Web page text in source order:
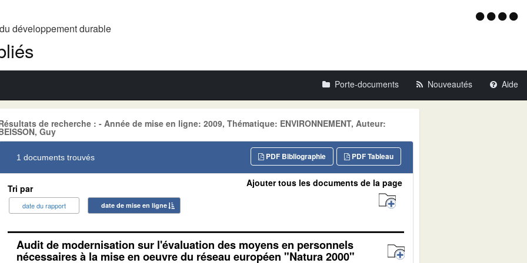
développement durable Menu
Porte-documents Nouveautés Aide
de recherche : - Année de mise en ligne: 2009, Thématique: ENVIRONNEMENT, Auteur:
Guy
1 documents trouvés PDF Tableau
PDF Bibliographie
Tri par
date du rapport date de mise en ligne
Ajouter tous les documents de la page
Audit de modernisation sur l'évaluation des moyens en personnels
nécessaires à la mise en oeuvre du réseau européen "Natura 2000"